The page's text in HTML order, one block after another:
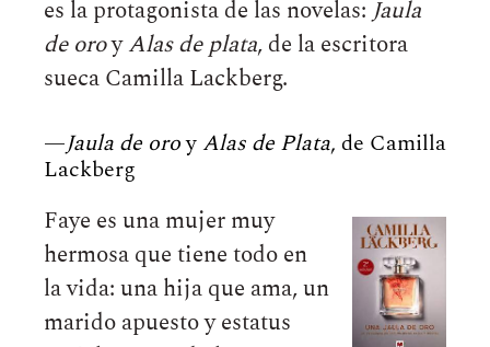
es la protagonista de las novelas:Jaula
de oroyAlas de plata, de la escritora
sueca Camilla Lackberg.
—Jaula de oroyAlas de Plata, de Camilla
Lackberg
Faye es una mujer muy
hermosa que tiene todo en
la vida: una hija que ama, un
marido apuesto y estatus